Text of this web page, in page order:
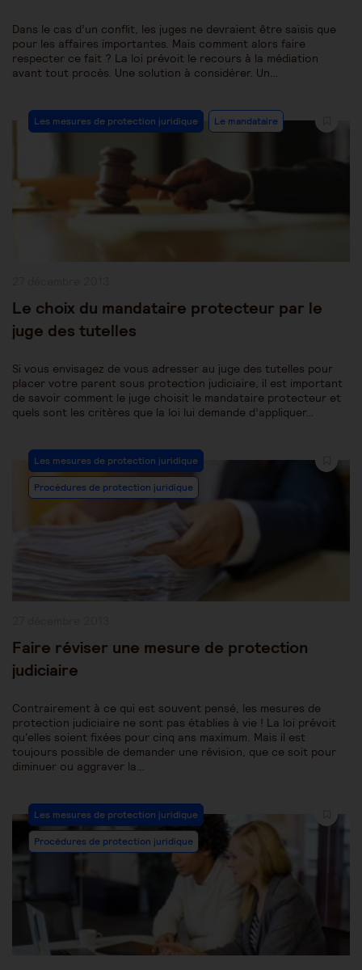
Dans le cas d’un conflit, les juges ne devraient être saisis que
pour les affaires importantes. Mais comment alors faire
respecter ce fait ? La loi prévoit le recours à la médiation
avant tout procès. Une solution à considérer. Un…
Post
Category:
Les mesures de protection juridique Le mandataire
Le choix du mandataire protecteur par le
juge des tutelles
Si vous envisagez de vous adresser au juge des tutelles pour
placer votre parent sous protection judiciaire, il est important
de savoir comment le juge choisit le mandataire protecteur et
quels sont les critères que la loi lui demande d’appliquer…
Post
Category:
Les mesures de protection juridique
Procédures de protection juridique
Faire réviser une mesure de protection
judiciaire
Contrairement à ce qui est souvent pensé, les mesures de
protection judiciaire ne sont pas établies à vie ! La loi prévoit
qu'elles soient fixées pour cinq ans maximum. Mais il est
toujours possible de demander une révision, que ce soit pour
diminuer ou aggraver la…
Post
Category:
Les mesures de protection juridique
Procédures de protection juridique